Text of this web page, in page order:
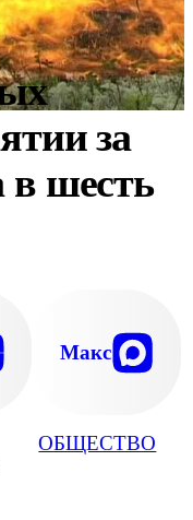
ОБЩЕСТВО
за
в шесть
Макс